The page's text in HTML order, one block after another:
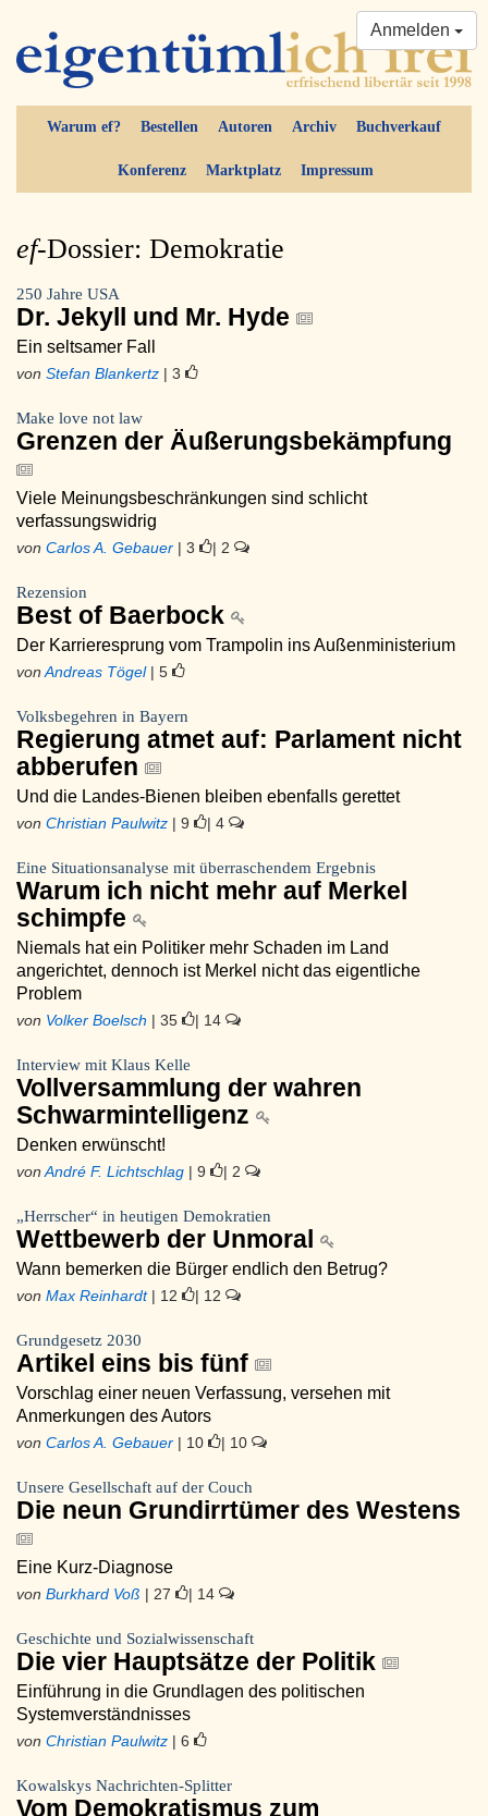
Warum ef? Bestellen Autoren Archiv Buchverkauf
Konferenz Marktplatz Impressum
Anmelden
ef-Dossier: Demokratie
250 Jahre USA
Dr. Jekyll und Mr. Hyde
Ein seltsamer Fall
von Stefan Blankertz | 3
Make love not law
Grenzen der Äußerungsbekämpfung
Viele Meinungsbeschränkungen sind schlicht
verfassungswidrig
von Carlos A. Gebauer | 3 | 2
Rezension
Best of Baerbock
Der Karrieresprung vom Trampolin ins Außenministerium
von Andreas Tögel| 5
Volksbegehren in Bayern
Regierung atmet auf: Parlament nicht
abberufen
Und die Landes-Bienen bleiben ebenfalls gerettet
von Christian Paulwitz | 9 | 4
Eine Situationsanalyse mit überraschendem Ergebnis
Warum ich nicht mehr auf Merkel
schimpfe
Niemals hat ein Politiker mehr Schaden im Land
angerichtet, dennoch ist Merkel nicht das eigentliche
Problem
von Volker Boelsch | 35 | 14
Interview mit Klaus Kelle
Vollversammlung der wahren
Schwarmintelligenz
Denken erwünscht!
von André F. Lichtschlag | 9 | 2
„Herrscher“ in heutigen Demokratien
Wettbewerb der Unmoral
Wann bemerken die Bürger endlich den Betrug?
von Max Reinhardt| 12 | 12
Grundgesetz 2030
Artikel eins bis fünf
Vorschlag einer neuen Verfassung, versehen mit
Anmerkungen des Autors
von Carlos A. Gebauer | 10 | 10
Unsere Gesellschaft auf der Couch
Die neun Grundirrtümer des Westens
Eine Kurz-Diagnose
von Burkhard Voß | 27 | 14
Geschichte und Sozialwissenschaft
Die vier Hauptsätze der Politik
Einführung in die Grundlagen des politischen
Systemverständnisses
von Christian Paulwitz | 6
Kowalskys Nachrichten-Splitter
Vom Demokratismus zum